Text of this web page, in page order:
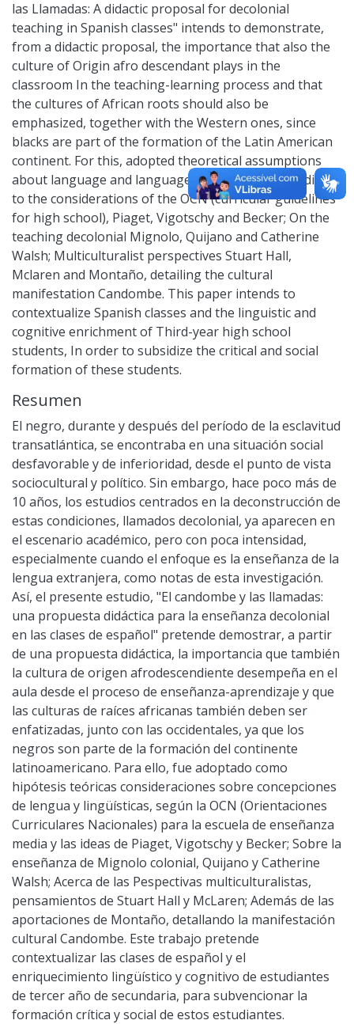
las Llamadas: A didactic proposal for decolonial
teaching in Spanish classes" intends to demonstrate,
from a didactic proposal, the importance that also the
culture of Origin afro descendant plays in the
classroom In the teaching-learning process and that
the cultures of African roots should also be
emphasized, together with the Western ones, since
blacks are part of the formation of the Latin American
continent. For this, adopted theoretical assumptions
about language and language conceptions, according
to the considerations of the OCN (curricular guidelines
for high school), Piaget, Vigotschy and Becker; On the
teaching decolonial Mignolo, Quijano and Catherine
Walsh; Multiculturalist perspectives Stuart Hall,
Mclaren and Montaño, detailing the cultural
manifestation Candombe. This paper intends to
contextualize Spanish classes and the linguistic and
cognitive enrichment of Third-year high school
students, In order to subsidize the critical and social
formation of these students.
Resumen
El negro, durante y después del período de la esclavitud
transatlántica, se encontraba en una situación social
desfavorable y de inferioridad, desde el punto de vista
sociocultural y político. Sin embargo, hace poco más de
10 años, los estudios centrados en la deconstrucción de
estas condiciones, llamados decolonial, ya aparecen en
el escenario académico, pero con poca intensidad,
especialmente cuando el enfoque es la enseñanza de la
lengua extranjera, como notas de esta investigación.
Así, el presente estudio, "El candombe y las llamadas:
una propuesta didáctica para la enseñanza decolonial
en las clases de español" pretende demostrar, a partir
de una propuesta didáctica, la importancia que también
la cultura de origen afrodescendiente desempeña en el
aula desde el proceso de enseñanza-aprendizaje y que
las culturas de raíces africanas también deben ser
enfatizadas, junto con las occidentales, ya que los
negros son parte de la formación del continente
latinoamericano. Para ello, fue adoptado como
hipótesis teóricas consideraciones sobre concepciones
de lengua y lingüísticas, según la OCN (Orientaciones
Curriculares Nacionales) para la escuela de enseñanza
media y las ideas de Piaget, Vigotschy y Becker; Sobre la
enseñanza de Mignolo colonial, Quijano y Catherine
Walsh; Acerca de las Pespectivas multiculturalistas,
pensamientos de Stuart Hall y McLaren; Además de las
aportaciones de Montaño, detallando la manifestación
cultural Candombe. Este trabajo pretende
contextualizar las clases de español y el
enriquecimiento lingüístico y cognitivo de estudiantes
de tercer año de secundaria, para subvencionar la
formación crítica y social de estos estudiantes.